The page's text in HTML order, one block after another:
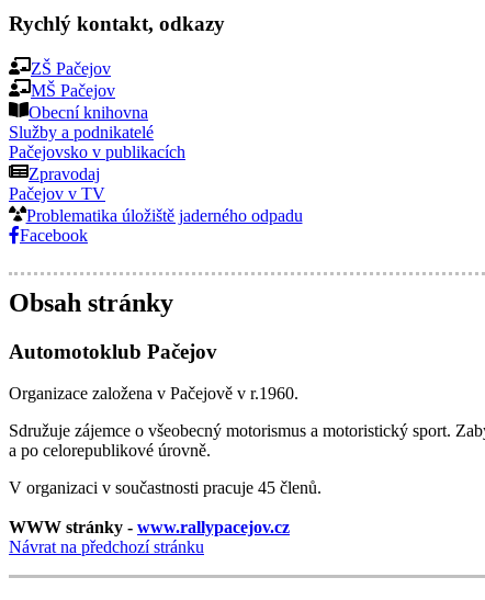
Rychlý kontakt, odkazy
ZŠ Pačejov
MŠ Pačejov
Obecní knihovna
Služby a podnikatelé
Pačejovsko v publikacích
Zpravodaj
Pačejov v TV
Problematika úložiště jaderného odpadu
Facebook
Obsah stránky
Automotoklub Pačejov
Organizace založena v Pačejově v r.1960.
Sdružuje zájemce o všeobecný motorismus a motoristický sport.
a po celorepublikové úrovně.
V organizaci v součastnosti pracuje 45 členů.
WWW stránky - www.rallypacejov.cz
Návrat na předchozí stránku